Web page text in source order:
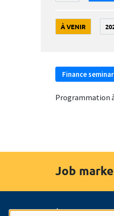
À VENIR
Finance
Programmation
Job
À propos Nos